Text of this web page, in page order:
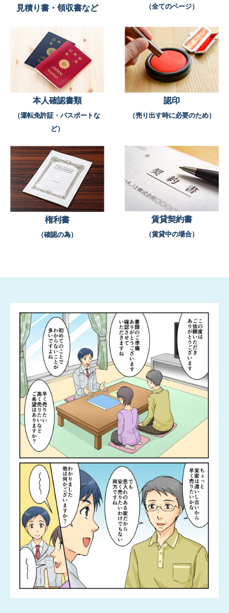
見積り書・領収書など （全てのページ）
本人確認書類
（運転免許証・パスポートな
ど）
認印
（売り出す時に必要のため）
権利書
（確認の為）
賃貸契約書
（賃貸中の場合）